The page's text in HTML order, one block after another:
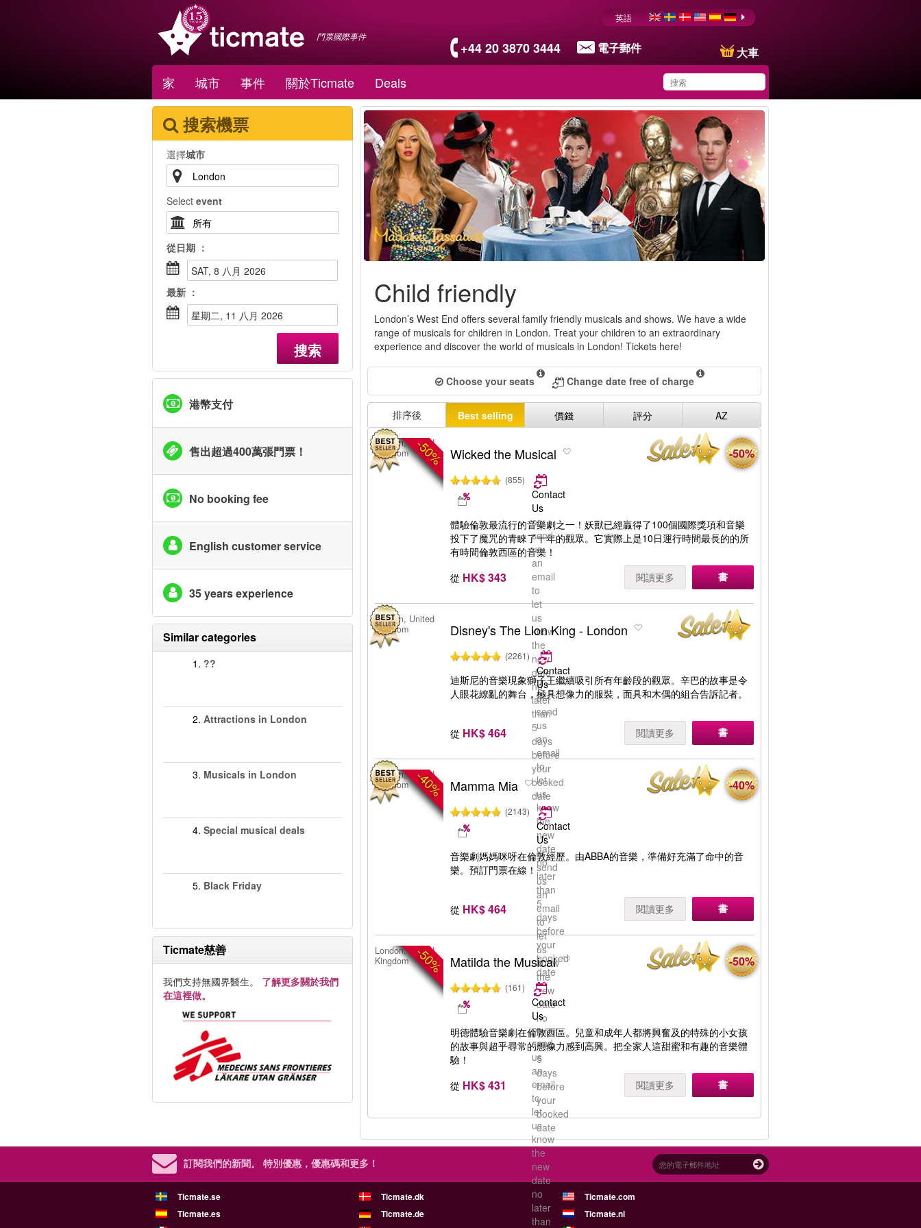
門票國際事件
+44 20 3870 3444 電子郵件 大車
英語
家 城市 事件 關於Ticmate Deals
You have saved this
product in your list
搜索機票
選擇城市
Select event
從日期 ：
SAT, 8 八月 2026
最新 ：
星期二, 11 八月 2026
搜索
港幣支付
售出超過400萬張門票！
No booking fee
English customer service
35 years experience
Similar categories
1. ??
2. Attractions in London
3. Musicals in London
4. Special musical deals
5. Black Friday
Ticmate慈善
我們支持無國界醫生。 了解更多關於我們
在這裡做。
Child friendly
London’s West End offers several family friendly musicals and shows. We have a wide
range of musicals for children in London. Treat your children to an extraordinary
experience and discover the world of musicals in London! Tickets here!
Choose your seats Change date free of charge
排序後 Best selling 價錢 評分 AZ
-50%
London, United
Kingdom
Wicked the Musical
(855)
Contact
Us
or
send
us
an
email
to
let
us
know
the
new
date
no
later
than
5
days
before
your
booked
date
-50%
體驗倫敦最流行的音樂劇之一！妖獸已經贏得了100個國際獎項和音樂
投下了魔咒的青睞了十年的觀眾。它實際上是10日運行時間最長的的所
有時間倫敦西區的音樂！
從 HK$ 343 閱讀更多 書
London, United
Kingdom
Disney's The Lion King - London
(2261)
Contact
Us
or
send
us
an
email
to
let
us
know
the
new
date
no
later
than
5
days
before
your
booked
date
迪斯尼的音樂現象獅子王繼續吸引所有年齡段的觀眾。辛巴的故事是令
人眼花繚亂的舞台，極具想像力的服裝，面具和木偶的組合告訴記者。
從 HK$ 464 閱讀更多 書
-40%
London, United
Kingdom
Mamma Mia
(2143)
Contact
Us
or
send
us
an
email
to
let
us
know
the
new
date
no
later
than
5
days
before
your
booked
date
-40%
音樂劇媽媽咪呀在倫敦經歷。由ABBA的音樂，準備好充滿了命中的音
樂。預訂門票在線！
從 HK$ 464 閱讀更多 書
-50%
London, United
Kingdom
Matilda the Musical
(161)
Contact
Us
or
send
us
an
email
to
let
us
know
the
new
date
no
later
than
-50%
明德體驗音樂劇在倫敦西區。兒童和成年人都將興奮及的特殊的小女孩
的故事與超乎尋常的想像力感到高興。把全家人這甜蜜和有趣的音樂體
驗！
從 HK$ 431 閱讀更多 書
訂閱我們的新聞。 特別優惠，優惠碼和更多！
Ticmate.se Ticmate.dk
Ticmate.com
Ticmate.es
Ticmate.de
Ticmate.nl